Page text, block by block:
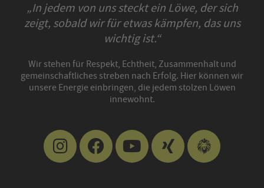
„In jedem von uns steckt ein Löwe, der sich
zeigt, sobald wir für etwas kämpfen, das uns
wichtig ist.“​
Wir stehen für Respekt, Echtheit, Zusammenhalt und
gemeinschaftliches streben nach Erfolg. Hier können wir
unsere Energie einbringen, die jedem stolzen Löwen
innewohnt.